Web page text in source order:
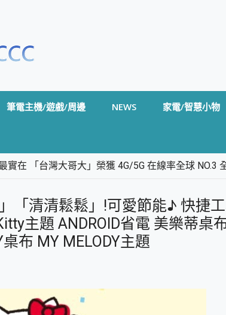
筆電主機/遊戲/周邊 NEWS 家電/智慧小物
實在 「台灣大哥大」榮獲 4G/5G 在線率全球 NO.3
掌機設計的 FireCuda X1070 SSD 固態硬碟開箱 評
，100%全無線設計 SpotCam Solo Eco 太陽能防
微星 Prestige 14 AI+ D3MG-031TW 14吋 開箱評價
機~ realme 16 Pro 開箱評價~ 2 億畫素 LumaColor
上 LENOVO 聯想 Yoga Book 9 14吋 AI輕薄筆電 開箱
moto pad 60 系列 與 Moto | Swarovski razr 60 冰藍
「清清鬆鬆」!可愛節能♪ 快捷
主題 ANDROID省電 美樂蒂桌
布 MY MELODY主題